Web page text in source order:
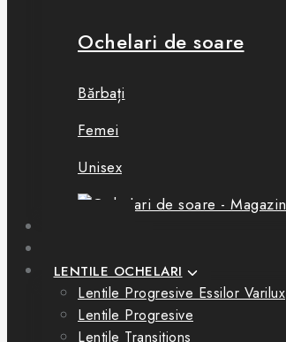
Ochelari de soare
Bărbați
Femei
Unisex
LENTILE OCHELARI
Lentile Progresive Essilor Varilux
Lentile Progresive
Lentile Transitions